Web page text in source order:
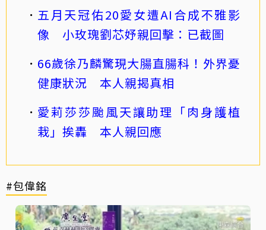
五月天冠佑20愛女遭AI合成不雅影
像 小玫瑰劉芯妤親回擊：已截圖
66歲徐乃麟驚現大腸直腸科！外界憂
健康狀況 本人親揭真相
愛莉莎莎颱風天讓助理「肉身護植
栽」挨轟 本人親回應
#包偉銘